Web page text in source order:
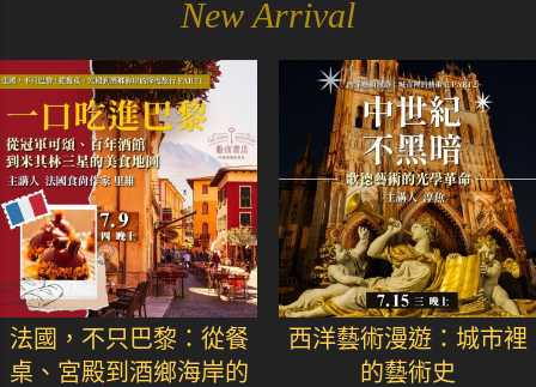
New Arrival
法國，不只巴黎：從餐
桌、宮殿到酒鄉海岸的
西洋藝術漫遊：城市裡
的藝術史